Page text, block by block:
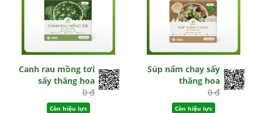
Canh rau mồng tơi
sấy thăng hoa
0 đ
Còn hiệu lực
Súp nấm chay sấy
thăng hoa
0 đ
Còn hiệu lực